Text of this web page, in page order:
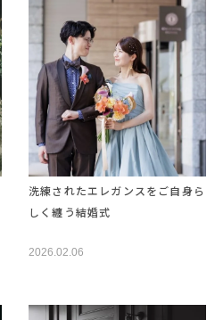
洗練されたエレガンスをご自身ら
しく纏う結婚式
2026.02.06